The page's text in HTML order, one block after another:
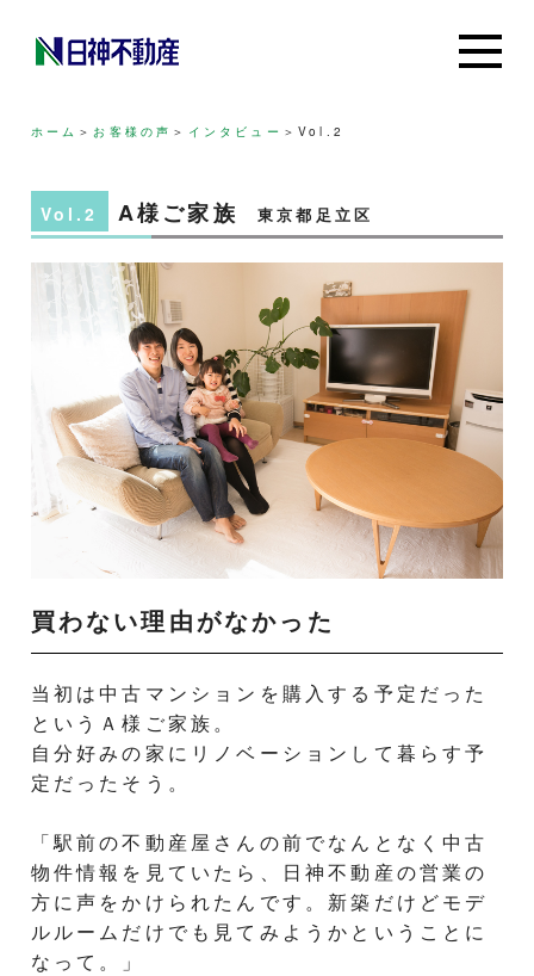
ホーム ＞お客様の声 ＞ インタビュー ＞ Vol.2
Vol.2 A様ご家族 東京都足立区
買わない理由がなかった
当初は中古マンションを購入する予定だった
というＡ様ご家族。
自分好みの家にリノベーションして暮らす予
定だったそう。
「駅前の不動産屋さんの前でなんとなく中古
物件情報を見ていたら、日神不動産の営業の
方に声をかけられたんです。新築だけどモデ
ルルームだけでも見てみようかということに
なって。」